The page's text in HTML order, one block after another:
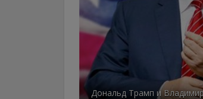
Дональд Трамп и